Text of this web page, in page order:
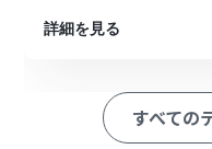
結果のテキストを任
■このワークフローのカ
詳細を見る
すべての